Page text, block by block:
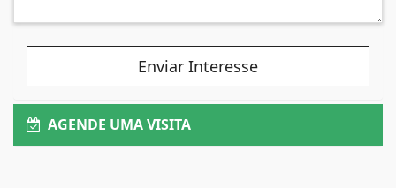
Enviar Interesse
AGENDE UMA VISITA